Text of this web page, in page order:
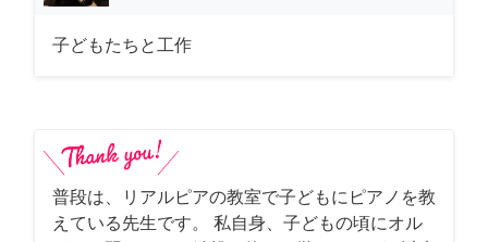
子どもたちと工作
普段は、リアルピアの教室で子どもにピアノを教
えている先生です。 私自身、子どもの頃にオル